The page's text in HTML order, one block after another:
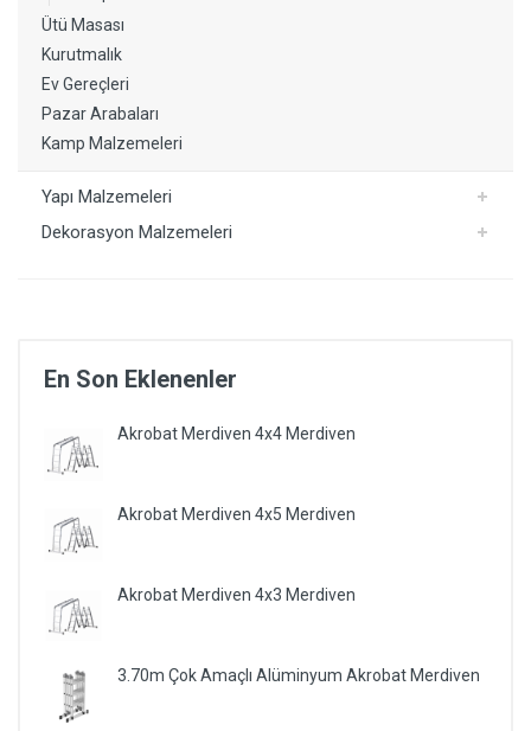
Ütü Masası
Kurutmalık
Ev Gereçleri
Pazar Arabaları
Kamp Malzemeleri
Yapı Malzemeleri
Dekorasyon Malzemeleri
En Son Eklenenler
Akrobat Merdiven 4x4 Merdiven
Akrobat Merdiven 4x5 Merdiven
Akrobat Merdiven 4x3 Merdiven
3.70m Çok Amaçlı Alüminyum Akrobat Merdiven